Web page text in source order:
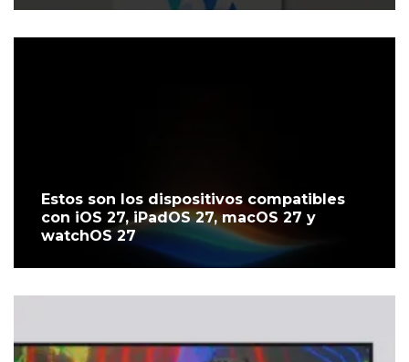
Estos son los dispositivos compatibles
con iOS 27, iPadOS 27, macOS 27 y
watchOS 27